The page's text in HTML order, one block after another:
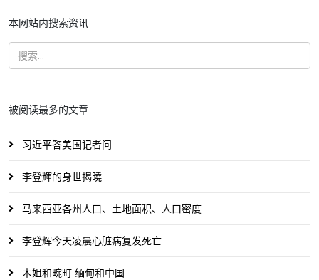
本网站内搜索资讯
被阅读最多的文章
习近平答美国记者问
李登輝的身世揭曉
马来西亚各州人口、土地面积、人口密度
李登辉今天凌晨心脏病复发死亡
木姐和畹町 缅甸和中国